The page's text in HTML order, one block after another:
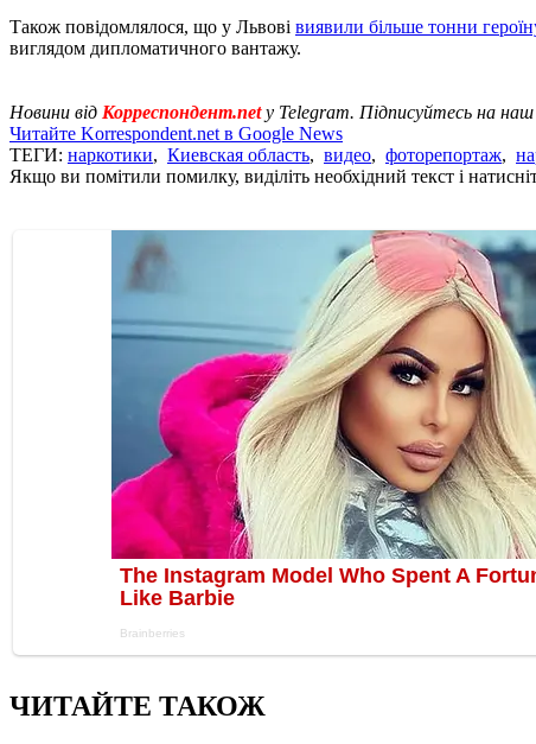
Також повідомлялося, що у Львові виявили більше тонни
виглядом дипломатичного вантажу.
Новини від Корреспондент.netу Telegram. Підписуйтесь на наш
Читайте Korrespondent.net в Google News
ТЕГИ: наркотики, Киевская область, видео, фоторепортаж,
Якщо ви помітили помилку, виділіть необхідний текст і
ЧИТАЙТЕ ТАКОЖ